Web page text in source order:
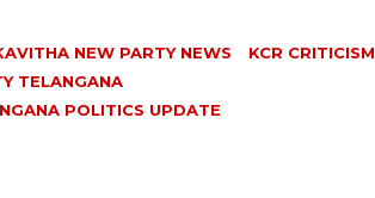
NEW PARTY NEWS
KCR CRITICISM
TELANGANA
POLITICS UPDATE